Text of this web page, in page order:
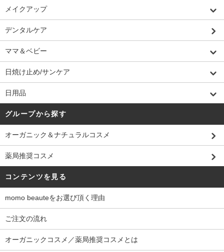
メイクアップ
デンタルケア
ママ＆ベビー
日焼け止め/サンケア
日用品
グループから探す
オーガニック＆ナチュラルコスメ
薬局推奨コスメ
コンテンツを見る
momo beauteをお選び頂く理由
ご注文の流れ
オーガニックコスメ／薬局推奨コスメとは